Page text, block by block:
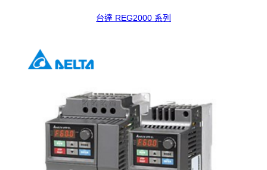
台達 REG2000 系列